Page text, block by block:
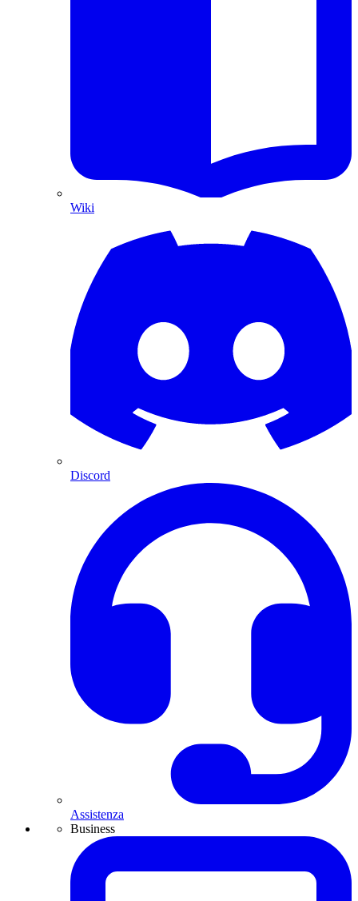
Wiki
Discord
Assistenza
Business